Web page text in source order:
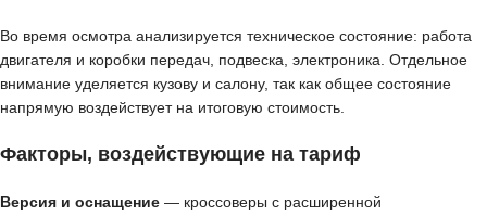
Во время осмотра анализируется техническое состояние: работа
двигателя и коробки передач, подвеска, электроника. Отдельное
внимание уделяется кузову и салону, так как общее состояние
напрямую воздействует на итоговую стоимость.
Факторы, воздействующие на тариф
Версия и оснащение — кроссоверы с расширенной